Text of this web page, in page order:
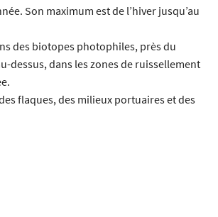
Son maximum est de l’hiver jusqu’au
des biotopes photophiles, près du
dessus, dans les zones de ruissellement
flaques, des milieux portuaires et des